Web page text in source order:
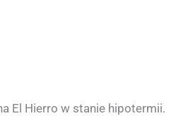
El Hierro w stanie hipotermii.